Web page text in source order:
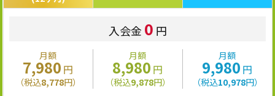
入会金 0 円
月額
7,980 円
（税込8,778円）
月額
8,980 円
（税込9,878円）
月額
9,980 円
（税込10,978円）